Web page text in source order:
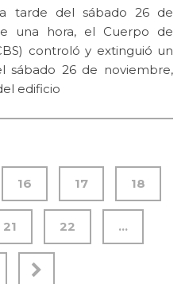
tarde del sábado 26 de
una hora, el Cuerpo de
controló y extinguió un
sábado 26 de noviembre,
edificio
16 17 18
21 22 …